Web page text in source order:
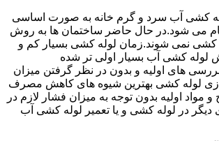
کشی آب سرد و گرم خانه به صورت اساسی
می شود.در حال حاضر ساختمان ها به روش
کشی نمی شوند.زمان لوله کشی بسیار کم و
لوله کشی آب بسیار اولی تر شده
های اولیه و بدون در نظر گرفتن میزان
لوله کشی بهترین شیوه های کاهش مصرف
اولیه بدون توجه به میزان فشار لازم در
دیگر در لوله کشی و یا تعمیر لوله کشی آب